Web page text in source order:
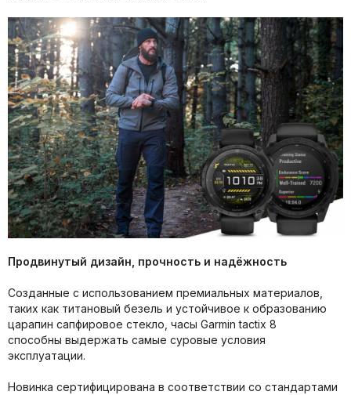
Продвинутый дизайн, прочность и надёжность
Созданные с использованием премиальных материалов,
таких как титановый безель и устойчивое к образованию
царапин сапфировое стекло, часы Garmin tactix 8
способны выдержать самые суровые условия
эксплуатации.
Новинка сертифицирована в соответствии со стандартами